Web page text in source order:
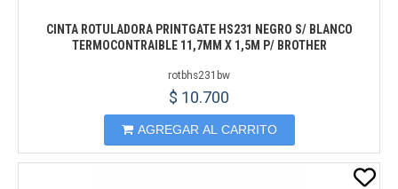
CINTA ROTULADORA PRINTGATE HS231 NEGRO S/ BLANCO
TERMOCONTRAIBLE 11,7MM X 1,5M P/ BROTHER
rotbhs231bw
$ 10.700
AGREGAR AL CARRITO